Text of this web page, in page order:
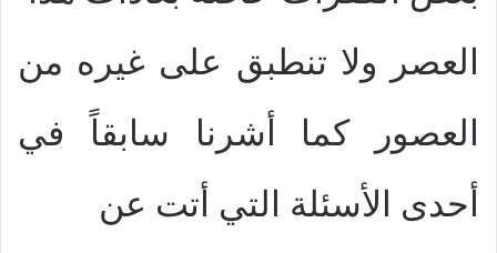
العصر ولا تنطبق على غيره من
العصور كما أشرنا سابقاً في
أحدى الأسئلة التي أتت عن